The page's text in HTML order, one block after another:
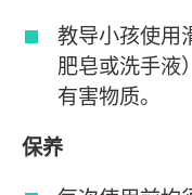
教导小孩使用
肥皂或洗手液
有害物质。
保养